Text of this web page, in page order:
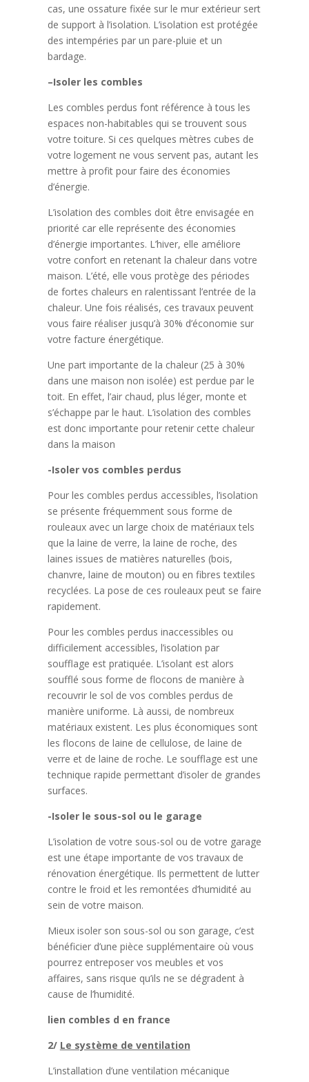
cas, une ossature fixée sur le mur extérieur sert
de support à l’isolation. L’isolation est protégée
des intempéries par un pare-pluie et un
bardage.
–Isoler les combles
Les combles perdus font référence à tous les
espaces non-habitables qui se trouvent sous
votre toiture. Si ces quelques mètres cubes de
votre logement ne vous servent pas, autant les
mettre à profit pour faire des économies
d’énergie.
L’isolation des combles doit être envisagée en
priorité car elle représente des économies
d’énergie importantes. L’hiver, elle améliore
votre confort en retenant la chaleur dans votre
maison. L’été, elle vous protège des périodes
de fortes chaleurs en ralentissant l’entrée de la
chaleur. Une fois réalisés, ces travaux peuvent
vous faire réaliser jusqu’à 30% d’économie sur
votre facture énergétique.
Une part importante de la chaleur (25 à 30%
dans une maison non isolée) est perdue par le
toit. En effet, l’air chaud, plus léger, monte et
s’échappe par le haut. L’isolation des combles
est donc importante pour retenir cette chaleur
dans la maison
-Isoler vos combles perdus
Pour les combles perdus accessibles, l’isolation
se présente fréquemment sous forme de
rouleaux avec un large choix de matériaux tels
que la laine de verre, la laine de roche, des
laines issues de matières naturelles (bois,
chanvre, laine de mouton) ou en fibres textiles
recyclées. La pose de ces rouleaux peut se faire
rapidement.
Pour les combles perdus inaccessibles ou
difficilement accessibles, l’isolation par
soufflage est pratiquée. L’isolant est alors
soufflé sous forme de flocons de manière à
recouvrir le sol de vos combles perdus de
manière uniforme. Là aussi, de nombreux
matériaux existent. Les plus économiques sont
les flocons de laine de cellulose, de laine de
verre et de laine de roche. Le soufflage est une
technique rapide permettant d’isoler de grandes
surfaces.
-Isoler le sous-sol ou le garage
L’isolation de votre sous-sol ou de votre garage
est une étape importante de vos travaux de
rénovation énergétique. Ils permettent de lutter
contre le froid et les remontées d’humidité au
sein de votre maison.
Mieux isoler son sous-sol ou son garage, c’est
bénéficier d’une pièce supplémentaire où vous
pourrez entreposer vos meubles et vos
affaires, sans risque qu’ils ne se dégradent à
cause de l’humidité.
lien combles d en france
2/ Le système de ventilation
L’installation d’une ventilation mécanique